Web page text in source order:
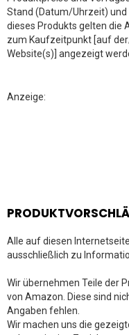
Stand (Datum/Uhrzeit) und
dieses Produkts gelten die
zum Kaufzeitpunkt [auf
Website(s)] angezeigt
Anzeige:
Alle auf diesen
ausschließlich zu
Wir übernehmen Teile der
von Amazon. Diese sind
Angaben fehlen.
Wir machen uns die